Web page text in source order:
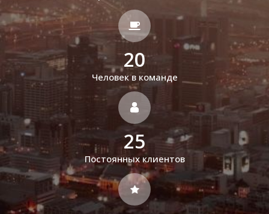
20
Человек в команде
25
Постоянных клиентов